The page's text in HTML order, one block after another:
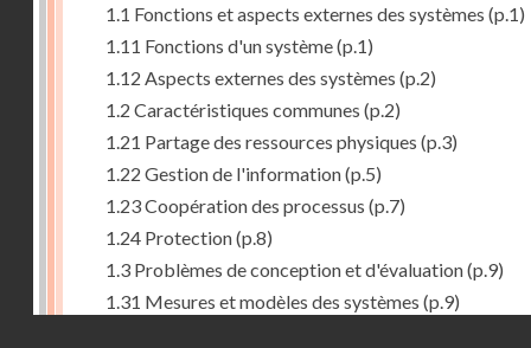
1.1 Fonctions et aspects externes des systèmes (p.1)
1.11 Fonctions d'un système(p.1)
1.12 Aspects externes des systèmes (p.2)
1.2 Caractéristiques communes (p.2)
1.21 Partage des ressources physiques (p.3)
1.22 Gestion de l'information(p.5)
1.23 Coopération des processus (p.7)
1.24 Protection(p.8)
1.3 Problèmes de conception et d'évaluation(p.9)
1.31 Mesures et modèles des systèmes (p.9)